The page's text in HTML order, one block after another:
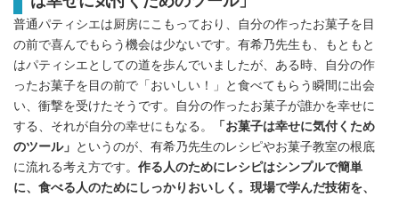
普通パティシエは厨房にこもっており、自分の作ったお菓子を目
の前で喜んでもらう機会は少ないです。有希乃先生も、もともと
はパティシエとしての道を歩んでいましたが、ある時、自分の作
ったお菓子を目の前で「おいしい！」と食べてもらう瞬間に出会
い、衝撃を受けたそうです。自分の作ったお菓子が誰かを幸せに
する、それが自分の幸せにもなる。
「お菓子は幸せに気付くため
のツール」 というのが、有希乃先生のレシピやお菓子教室の根底
に流れる考え方です。 作る人のためにレシピはシンプルで簡単
に、食べる人のためにしっかりおいしく。現場で学んだ技術を、